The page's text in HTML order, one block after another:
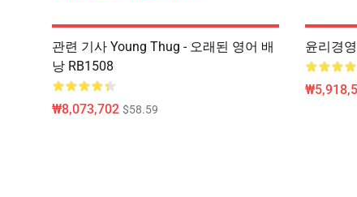
관련 기사 Young Thug - 오래된 영어 배
낭 RB1508
₩8,073,702 $58.59
윤리경